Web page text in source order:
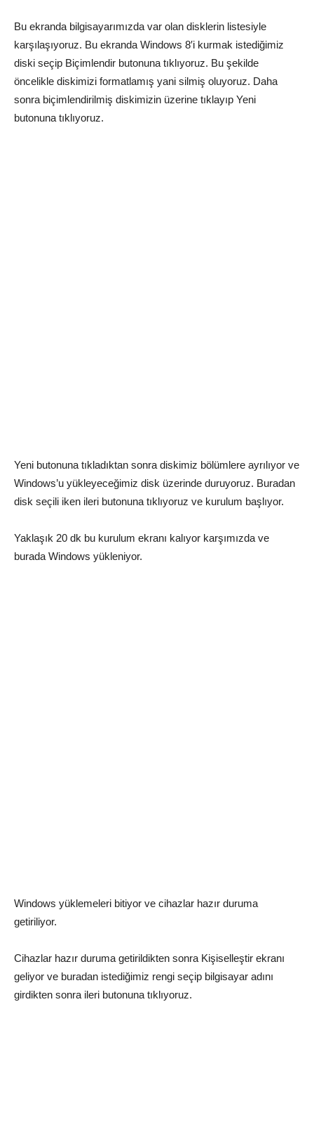
Bu ekranda bilgisayarımızda var olan disklerin listesiyle
karşılaşıyoruz. Bu ekranda Windows 8′i kurmak istediğimiz
diski seçip Biçimlendir butonuna tıklıyoruz. Bu şekilde
öncelikle diskimizi formatlamış yani silmiş oluyoruz. Daha
sonra biçimlendirilmiş diskimizin üzerine tıklayıp Yeni
butonuna tıklıyoruz.
Yeni butonuna tıkladıktan sonra diskimiz bölümlere ayrılıyor ve
Windows’u yükleyeceğimiz disk üzerinde duruyoruz. Buradan
disk seçili iken ileri butonuna tıklıyoruz ve kurulum başlıyor.
Yaklaşık 20 dk bu kurulum ekranı kalıyor karşımızda ve
burada Windows yükleniyor.
Windows yüklemeleri bitiyor ve cihazlar hazır duruma
getiriliyor.
Cihazlar hazır duruma getirildikten sonra Kişiselleştir ekranı
geliyor ve buradan istediğimiz rengi seçip bilgisayar adını
girdikten sonra ileri butonuna tıklıyoruz.